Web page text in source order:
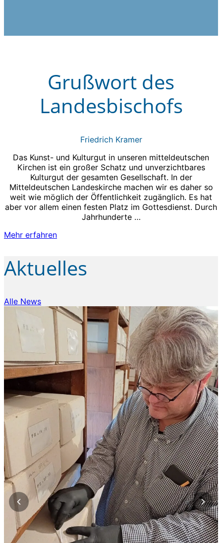
Grußwort des
Landesbischofs
Friedrich Kramer
Das Kunst- und Kulturgut in unseren mitteldeutschen
Kirchen ist ein großer Schatz und unverzichtbares
Kulturgut der gesamten Gesellschaft. In der
Mitteldeutschen Landeskirche machen wir es daher so
weit wie möglich der Öffentlichkeit zugänglich. Es hat
aber vor allem einen festen Platz im Gottesdienst. Durch
Jahrhunderte …
Mehr erfahren
Aktuelles
Alle News